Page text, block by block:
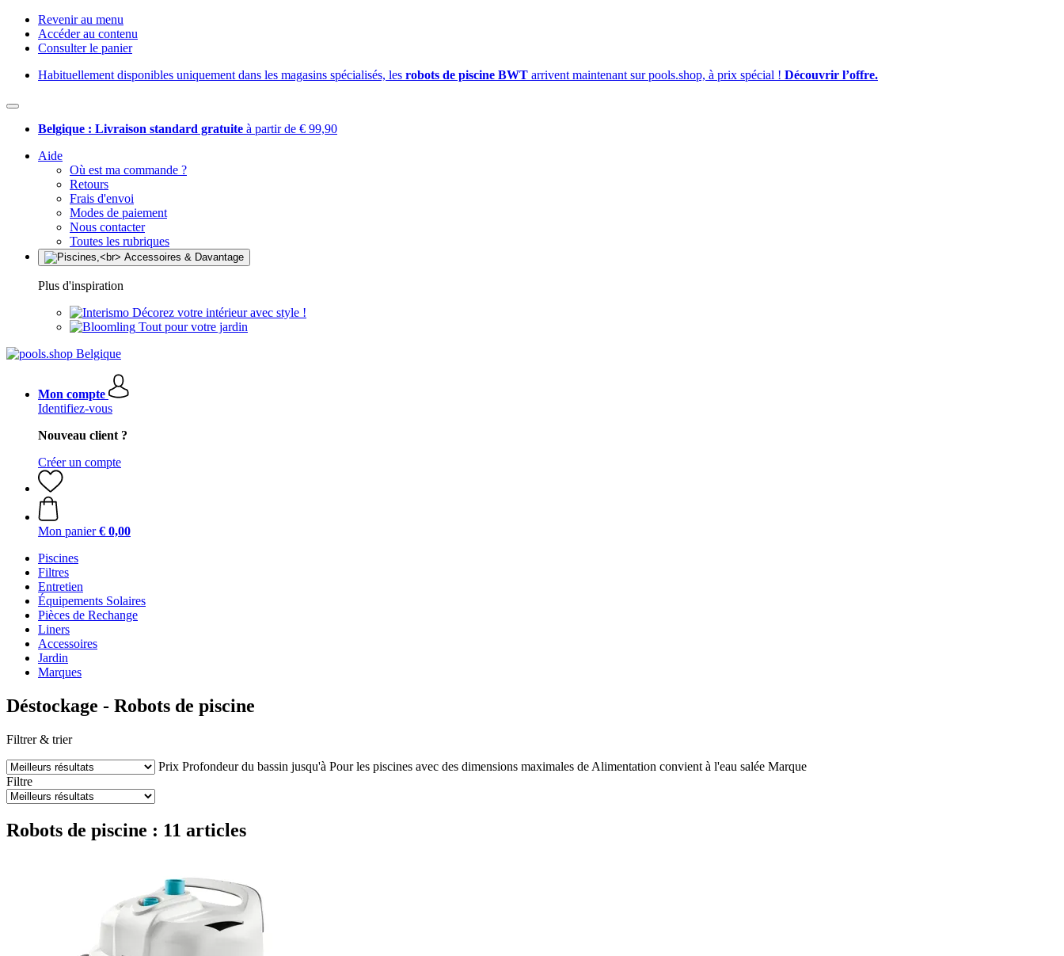
Revenir au menu
Accéder au contenu
Consulter le panier
Habituellement disponibles uniquement dans les magasins spécialisés, les robots de piscine BWT arrivent maintenant sur pools.shop, à prix spécial ! Découvrir l’offre.
Belgique : Livraison standard gratuite à partir de € 99,90
Aide
Où est ma commande ?
Retours
Frais d'envoi
Modes de paiement
Nous contacter
Toutes les rubriques
Plus d'inspiration
Décorez votre intérieur avec style !
Tout pour votre jardin
Mon compte
Identifiez-vous
Nouveau client ?
Créer un compte
Mon panier € 0,00
Piscines
Filtres
Entretien
Équipements Solaires
Pièces de Rechange
Liners
Accessoires
Jardin
Marques
Déstockage - Robots de piscine
Filtrer & trier
Prix Profondeur du bassin jusqu'à Pour les piscines avec des dimensions maximales de Alimentation convient à l'eau salée Marque
Filtre
Robots de piscine : 11 articles